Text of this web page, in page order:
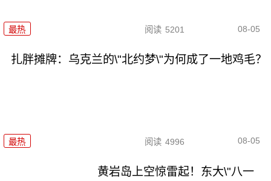
最热 阅读 5201 08-05
扎胖摊牌：乌克兰的\"北约梦\"为何成了一地鸡毛？
最热 阅读 4996 08-05
黄岩岛上空惊雷起！东大\"八一